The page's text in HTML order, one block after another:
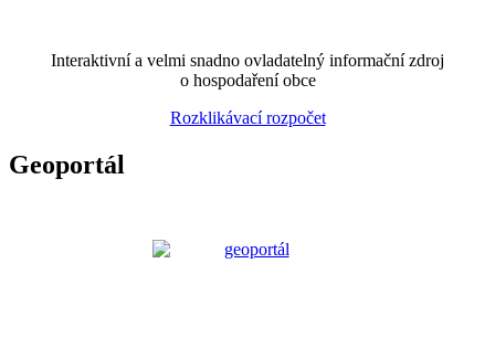
Interaktivní a velmi snadno ovladatelný informační zdroj
o hospodaření obce
Rozklikávací rozpočet
Geoportál